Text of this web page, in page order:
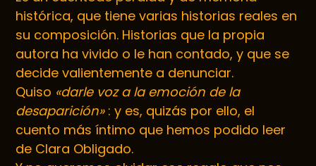
histórica, que tiene varias historias reales en
su composición. Historias que la propia
autora ha vivido o le han contado, y que se
decide valientemente a denunciar.
Quiso «darle voz a la emoción de la
desaparición»: y es, quizás por ello, el
cuento más íntimo que hemos podido leer
de Clara Obligado.